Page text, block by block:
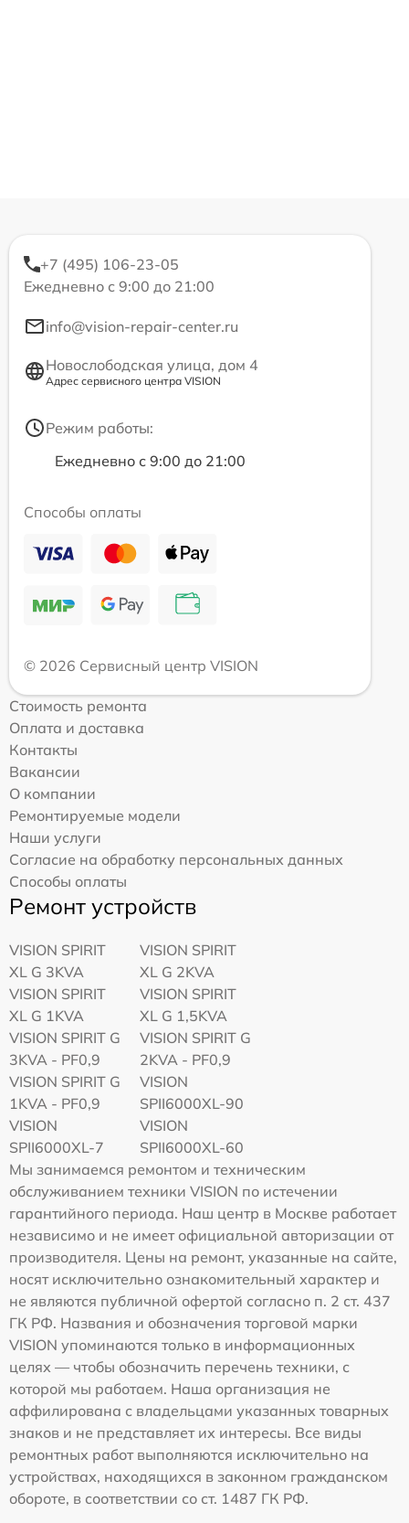
+7 (495) 106-23-05
Ежедневно с 9:00 до 21:00
info@vision-repair-center.ru
Новослободская улица, дом 4
Адрес сервисного центра VISION
Режим работы:
Ежедневно с 9:00 до 21:00
Способы оплаты
© 2026 Сервисный центр VISION
Стоимость ремонта
Оплата и доставка
Контакты
Вакансии
О компании
Ремонтируемые модели
Наши услуги
Согласие на обработку персональных данных
Способы оплаты
Ремонт устройств
VISION SPIRIT
XL G 3KVA
VISION SPIRIT
XL G 2KVA
VISION SPIRIT
XL G 1KVA
VISION SPIRIT
XL G 1,5KVA
VISION SPIRIT G
3KVA - PF0,9
VISION SPIRIT G
2KVA - PF0,9
VISION SPIRIT G
1KVA - PF0,9
VISION
SPII6000XL-90
VISION
SPII6000XL-7
VISION
SPII6000XL-60
Мы занимаемся ремонтом и техническим
обслуживанием техники VISION по истечении
гарантийного периода. Наш центр в Москве работает
независимо и не имеет официальной авторизации от
производителя. Цены на ремонт, указанные на сайте,
носят исключительно ознакомительный характер и
не являются публичной офертой согласно п. 2 ст. 437
ГК РФ. Названия и обозначения торговой марки
VISION упоминаются только в информационных
целях — чтобы обозначить перечень техники, с
которой мы работаем. Наша организация не
аффилирована с владельцами указанных товарных
знаков и не представляет их интересы. Все виды
ремонтных работ выполняются исключительно на
устройствах, находящихся в законном гражданском
обороте, в соответствии со ст. 1487 ГК РФ.